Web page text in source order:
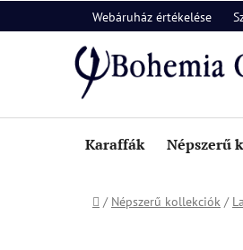
a
Webáruház értékelése
Karaffák Népszerű
Kezdőlap
/ Népszerű kollekciók /